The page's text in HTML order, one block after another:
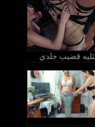
قضيب جلدي